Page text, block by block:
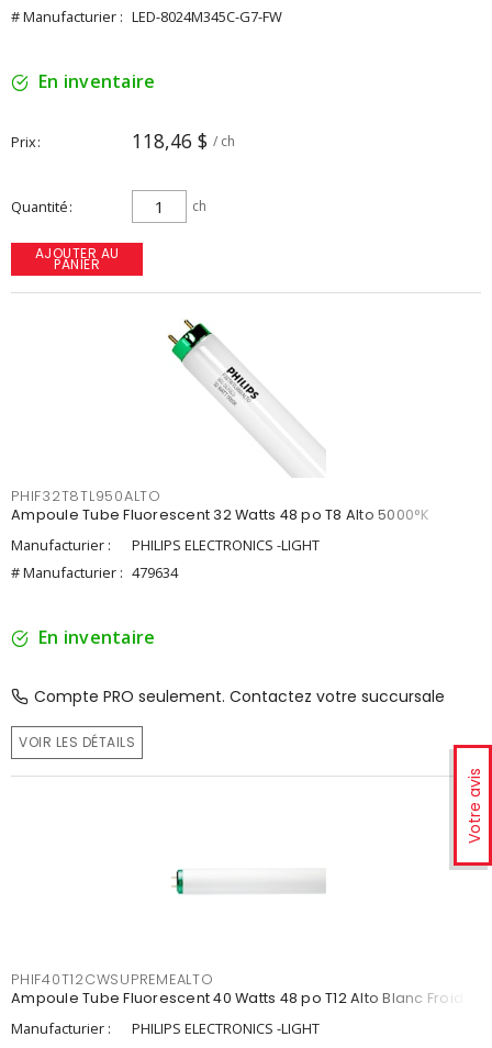
Votre avis
# Manufacturier : LED-8024M345C-G7-FW
En inventaire
Prix 118,46 $ / ch
Quantité ch
AJOUTER AU
PANIER
PHIF32T8TL950ALTO
Ampoule Tube Fluorescent 32 Watts 48 po T8 Alto 5000°K
Manufacturier :
PHILIPS ELECTRONICS -LIGHT
# Manufacturier : 479634
En inventaire
Compte PRO seulement. Contactez votre succursale
VOIR LES DÉTAILS
PHIF40T12CWSUPREMEALTO
Ampoule Tube Fluorescent 40 Watts 48 po T12 Alto Blanc Froid
Manufacturier :
PHILIPS ELECTRONICS -LIGHT